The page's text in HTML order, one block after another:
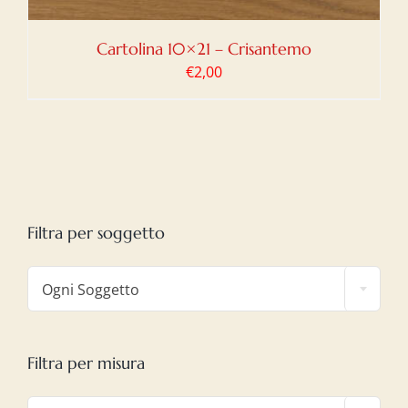
Cartolina 10×21 – Crisantemo
€2,00
Filtra per soggetto
Ogni Soggetto
Filtra per misura